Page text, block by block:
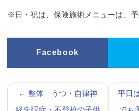
※日・祝は、保険施術メニューは、予
Facebook
← 整体 うつ・自律神
平日